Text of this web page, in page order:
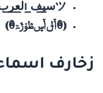
ツس̲ي̲ف̲ ال̲ع̲ر̲ب̲
⦅ꂔݴݪݴڛڟۆڙۃꂔ⦆
زخارف